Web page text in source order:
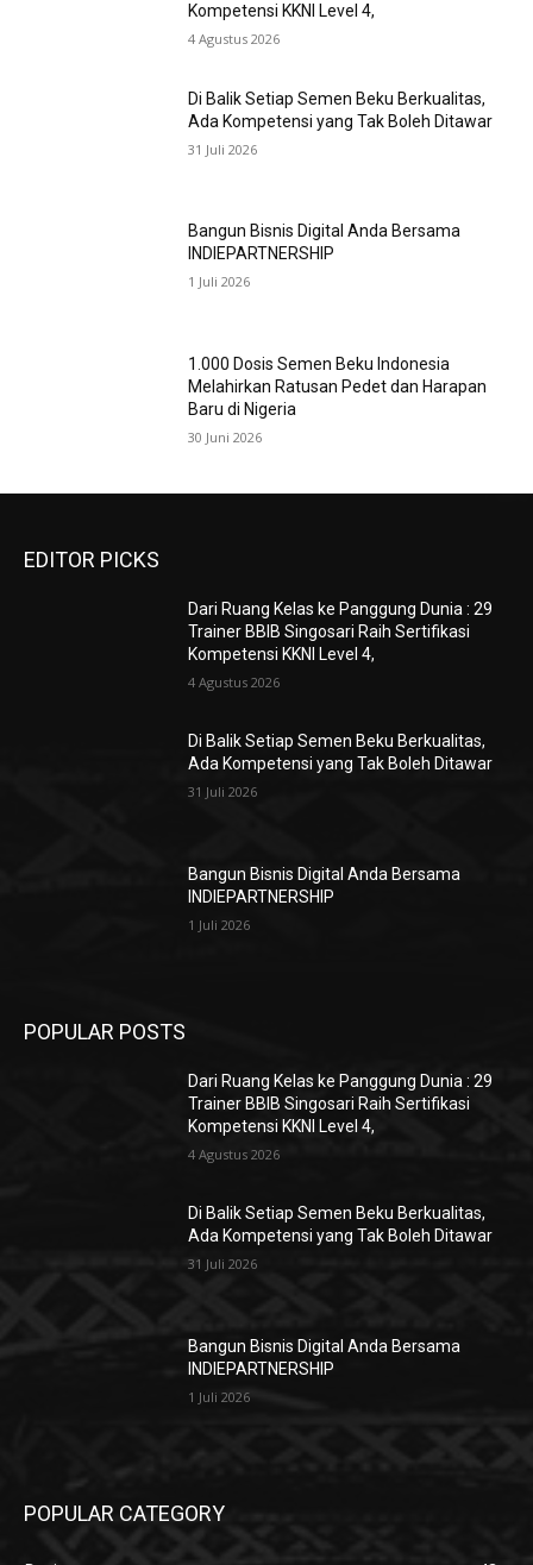
Kompetensi KKNI Level 4,
4 Agustus 2026
Di Balik Setiap Semen Beku Berkualitas,
Ada Kompetensi yang Tak Boleh Ditawar
31 Juli 2026
Bangun Bisnis Digital Anda Bersama
INDIEPARTNERSHIP
1 Juli 2026
1.000 Dosis Semen Beku Indonesia
Melahirkan Ratusan Pedet dan Harapan
Baru di Nigeria
30 Juni 2026
EDITOR PICKS
Dari Ruang Kelas ke Panggung Dunia : 29
Trainer BBIB Singosari Raih Sertifikasi
Kompetensi KKNI Level 4,
4 Agustus 2026
Di Balik Setiap Semen Beku Berkualitas,
Ada Kompetensi yang Tak Boleh Ditawar
31 Juli 2026
Bangun Bisnis Digital Anda Bersama
INDIEPARTNERSHIP
1 Juli 2026
POPULAR POSTS
Dari Ruang Kelas ke Panggung Dunia : 29
Trainer BBIB Singosari Raih Sertifikasi
Kompetensi KKNI Level 4,
4 Agustus 2026
Di Balik Setiap Semen Beku Berkualitas,
Ada Kompetensi yang Tak Boleh Ditawar
31 Juli 2026
Bangun Bisnis Digital Anda Bersama
INDIEPARTNERSHIP
1 Juli 2026
POPULAR CATEGORY